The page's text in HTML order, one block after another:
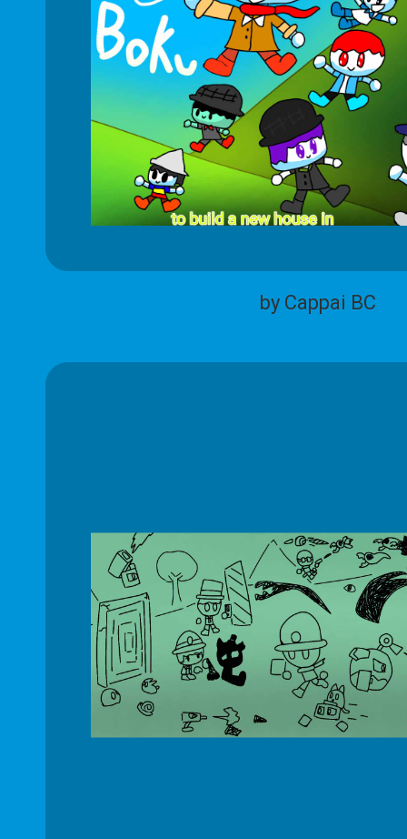
by Cappai BC